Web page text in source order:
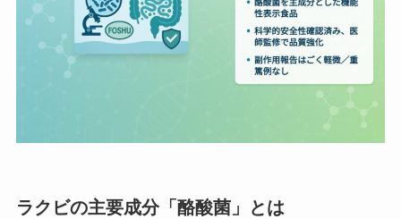
ラクビの主要成分「酪酸菌」とは